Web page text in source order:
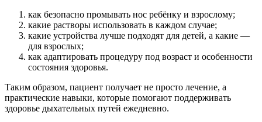
как безопасно промывать нос ребёнку и взрослому;
какие растворы использовать в каждом случае;
какие устройства лучше подходят для детей, а какие —
для взрослых;
как адаптировать процедуру под возраст и особенности
состояния здоровья.
Таким образом, пациент получает не просто лечение, а
практические навыки, которые помогают поддерживать
здоровье дыхательных путей ежедневно.